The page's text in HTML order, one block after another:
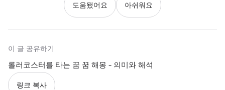
도움됐어요 아쉬워요
이 글 공유하기
롤러코스터를 타는 꿈 꿈 해몽 - 의미와 해석
링크 복사